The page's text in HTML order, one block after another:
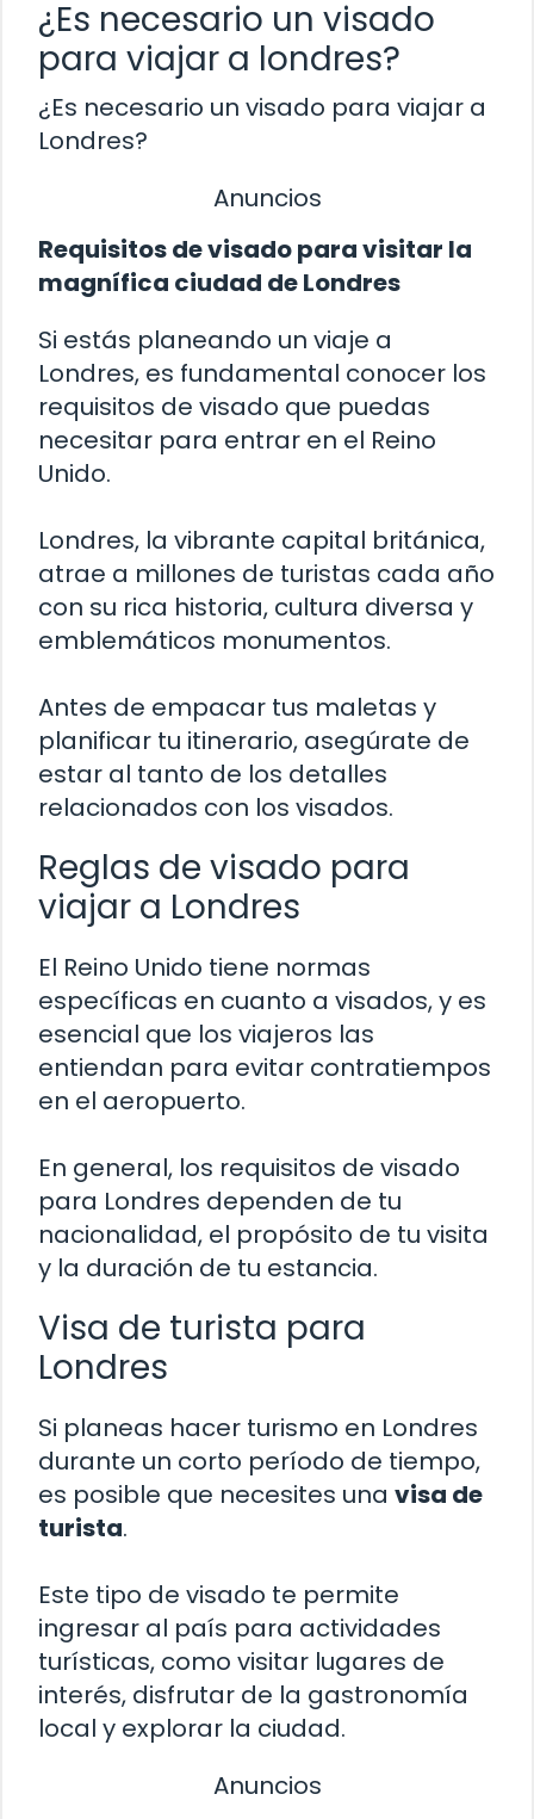
¿Es necesario un visado
para viajar a londres?
¿Es necesario un visado para viajar a
Londres?
Anuncios
Requisitos de visado para visitar la
magnífica ciudad de Londres
Si estás planeando un viaje a
Londres, es fundamental conocer los
requisitos de visado que puedas
necesitar para entrar en el Reino
Unido.
Londres, la vibrante capital británica,
atrae a millones de turistas cada año
con su rica historia, cultura diversa y
emblemáticos monumentos.
Antes de empacar tus maletas y
planificar tu itinerario, asegúrate de
estar al tanto de los detalles
relacionados con los visados.
Reglas de visado para
viajar a Londres
El Reino Unido tiene normas
específicas en cuanto a visados, y es
esencial que los viajeros las
entiendan para evitar contratiempos
en el aeropuerto.
En general, los requisitos de visado
para Londres dependen de tu
nacionalidad, el propósito de tu visita
y la duración de tu estancia.
Visa de turista para
Londres
Si planeas hacer turismo en Londres
durante un corto período de tiempo,
es posible que necesites una visa de
turista.
Este tipo de visado te permite
ingresar al país para actividades
turísticas, como visitar lugares de
interés, disfrutar de la gastronomía
local y explorar la ciudad.
Anuncios